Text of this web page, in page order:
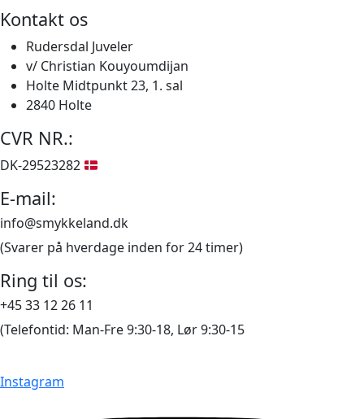
Kontakt os
Rudersdal Juveler
v/ Christian Kouyoumdijan
Holte Midtpunkt 23, 1. sal
2840 Holte
CVR NR.:
DK-29523282
E-mail:
info@smykkeland.dk
(Svarer på hverdage inden for 24 timer)
Ring til os:
+45 33 12 26 11
(Telefontid: Man-Fre 9:30-18, Lør 9:30-15
Instagram